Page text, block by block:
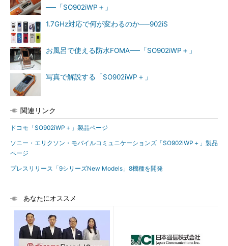
──「SO902iWP＋」
1.7GHz対応で何が変わるのか──902iS
お風呂で使える防水FOMA──「SO902iWP＋」
写真で解説する「SO902iWP＋」
関連リンク
ドコモ「SO902iWP＋」製品ページ
ソニー・エリクソン・モバイルコミュニケーションズ「SO902iWP＋」製品
ページ
プレスリリース「9シリーズNew Models」8機種を開発
あなたにオススメ